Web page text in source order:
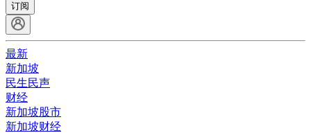
订阅
最新
新加坡
民生民声
财经
新加坡股市
新加坡财经